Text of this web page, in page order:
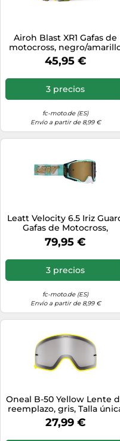
Airoh Blast XR1 Gafas de
motocross, negro/
45,95 €
3 precios
fc-moto.de (ES)
Envío a partir de 8,99 €
Leatt Velocity 6.5 Iriz
Gafas de Motocross,
turquesa, Talla única
79,95 €
3 precios
fc-moto.de (ES)
Envío a partir de 8,99 €
Oneal B-50 Yellow Lente
reemplazo, gris, Talla
27,99 €